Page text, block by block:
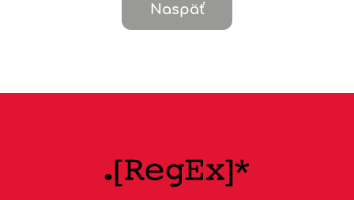
Naspäť